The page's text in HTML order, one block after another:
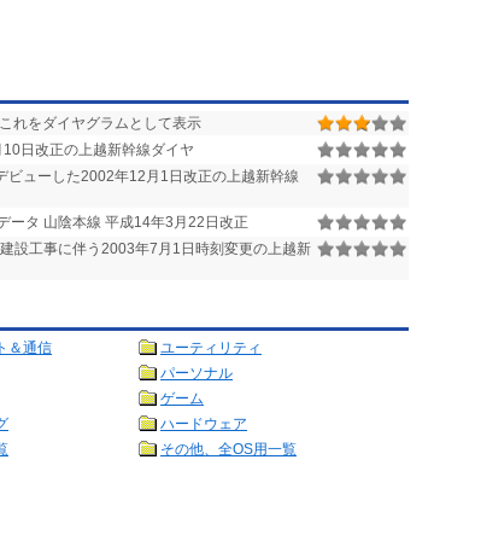
れをダイヤグラムとして表示
日改正の上越新幹線ダイヤ
ビューした2002年12月1日改正の上越新幹線
ータ 山陰本線 平成14年3月22日改正
設工事に伴う2003年7月1日時刻変更の上越新
＆通信
ユーティリティ
パーソナル
ゲーム
ハードウェア
その他、全OS用一覧